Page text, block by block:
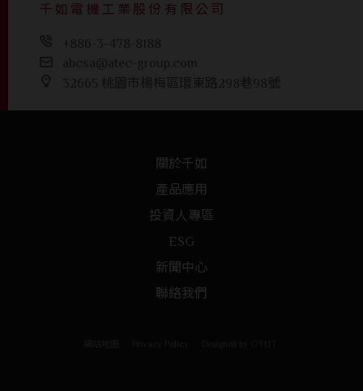
千如電機工業股份有限公司
+886-3-478-8188
abcsa@atec-group.com
32665 桃園市楊梅區環東路298巷98號
關於千如
產品應用
投資人專區
ESG
新聞中心
聯絡我們